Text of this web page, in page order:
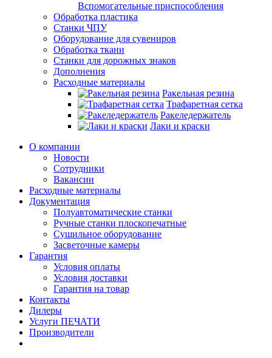
Вспомогательные приспособления
Обработка пластика
Станки ЧПУ
Оборудование для сувениров
Обработка ткани
Станки для дорожных знаков
Дополнения
Расходные материалы
Ракельная резина
Трафаретная сетка
Ракеледержатель
Лаки и краски
О компании
Новости
Сотрудники
Вакансии
Расходные материалы
Документация
Полуавтоматические станки
Ручные станки плоскопечатные
Сушильное оборудование
Засветочные камеры
Гарантия
Условия оплаты
Условия доставки
Гарантия на товар
Контакты
Дилеры
Услуги ПЕЧАТИ
Производители